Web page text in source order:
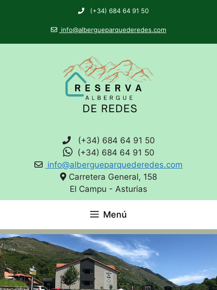
(+34) 684 64 91 50
info@albergueparquederedes.com
(+34) 684 64 91 50
(+34) 684 64 91 50
info@albergueparquederedes.com
Carretera General, 158
El Campu - Asturias
Menú